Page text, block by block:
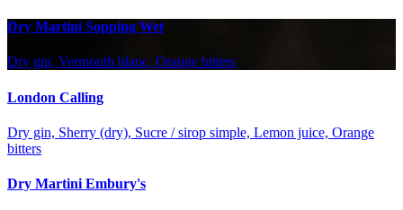
Dry Martini Sopping Wet
Dry gin, Vermouth blanc, Orange bitters
London Calling
Dry gin, Sherry (dry), Sucre / sirop simple, Lemon juice, Orange
bitters
Dry Martini Embury's